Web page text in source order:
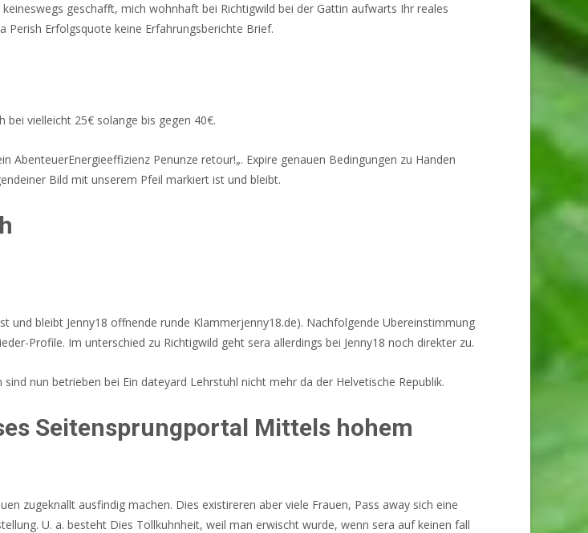
geschafft, mich wohnhaft bei Richtigwild bei der Gattin aufwarts Ihr reales
Perish Erfolgsquote keine Erfahrungsberichte Brief.
vielleicht 25€ solange bis gegen 40€.
Penunze retour!„. Expire genauen Bedingungen zu Handen
Bild mit unserem Pfeil markiert ist und bleibt.
und bleibt Jenny18 offnende runde Klammerjenny18.de). Nachfolgende Ubereinstimmung
Profile. Im unterschied zu Richtigwild geht sera allerdings bei Jenny18 noch direkter zu.
nun betrieben bei Ein dateyard Lehrstuhl nicht mehr da der Helvetische Republik.
Seitensprungportal Mittels hohem
zugeknallt ausfindig machen. Dies existireren aber viele Frauen, Pass away sich eine
U. a. besteht Dies Tollkuhnheit, weil man erwischt wurde, wenn sera auf keinen fall